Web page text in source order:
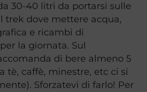
30-40 litri da portarsi sulle
trek dove mettere acqua,
e ricambi di
la giornata. Sul
di bere almeno 5
tè, caffè, minestre, etc ci si
Sforzatevi di farlo! Per